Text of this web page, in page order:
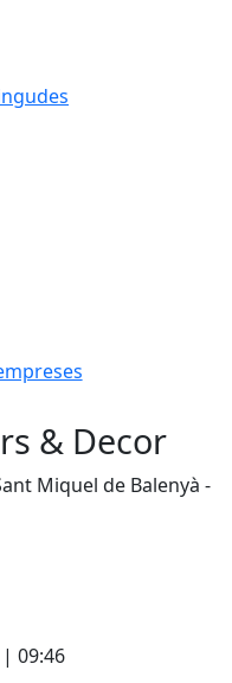
& Decor
Miquel de Balenyà -
09:46